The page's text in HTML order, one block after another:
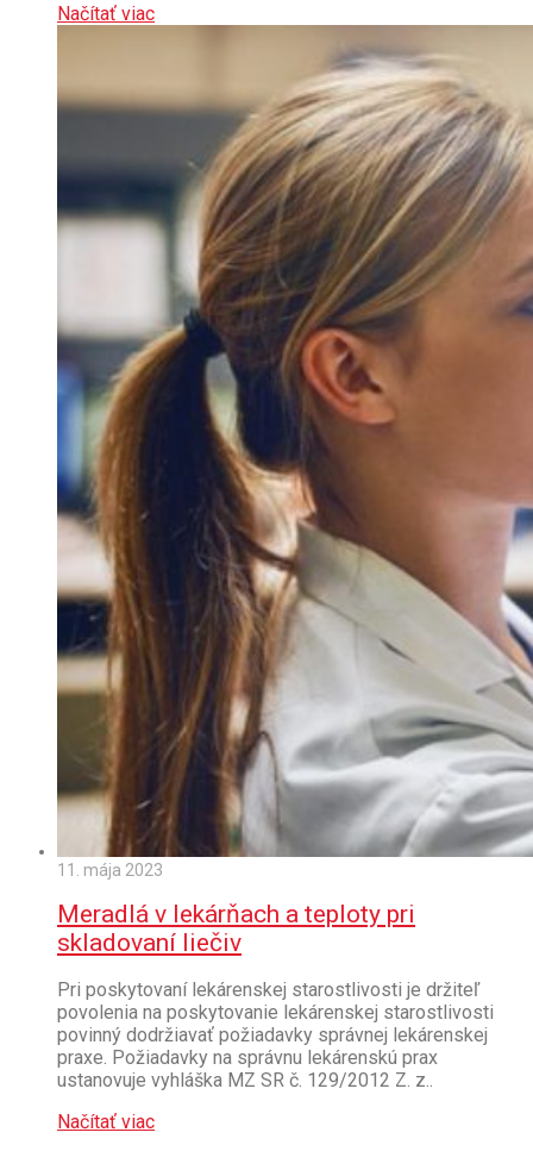
Načítať viac
11. mája 2023
Meradlá v lekárňach a teploty pri
skladovaní liečiv
Pri poskytovaní lekárenskej starostlivosti je držiteľ
povolenia na poskytovanie lekárenskej starostlivosti
povinný dodržiavať požiadavky správnej lekárenskej
praxe. Požiadavky na správnu lekárenskú prax
ustanovuje vyhláška MZ SR č. 129/2012 Z. z..
Načítať viac